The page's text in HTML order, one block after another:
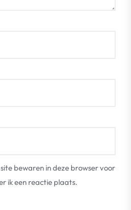
bewaren in deze browser voor
ik een reactie plaats.